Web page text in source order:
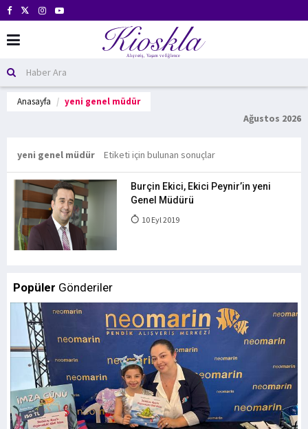
Anasayfa yeni genel müdür
Ağustos 2026
yeni genel müdür Etiketi için bulunan sonuçlar
Burçin Ekici, Ekici Peynir’in yeni
Genel Müdürü
10 Eyl 2019
Popüler Gönderiler